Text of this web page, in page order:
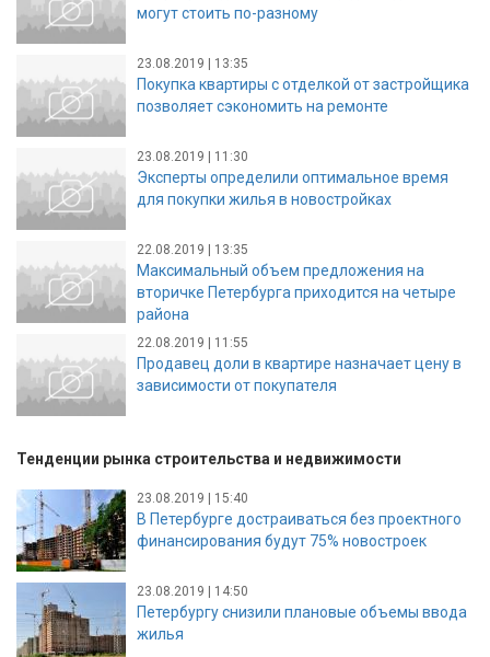
могут стоить по-разному
23.08.2019 | 13:35
Покупка квартиры с отделкой от застройщика
позволяет сэкономить на ремонте
23.08.2019 | 11:30
Эксперты определили оптимальное время
для покупки жилья в новостройках
22.08.2019 | 13:35
Максимальный объем предложения на
вторичке Петербурга приходится на четыре
района
22.08.2019 | 11:55
Продавец доли в квартире назначает цену в
зависимости от покупателя
Тенденции рынка строительства и недвижимости
23.08.2019 | 15:40
В Петербурге достраиваться без проектного
финансирования будут 75% новостроек
23.08.2019 | 14:50
Петербургу снизили плановые объемы ввода
жилья